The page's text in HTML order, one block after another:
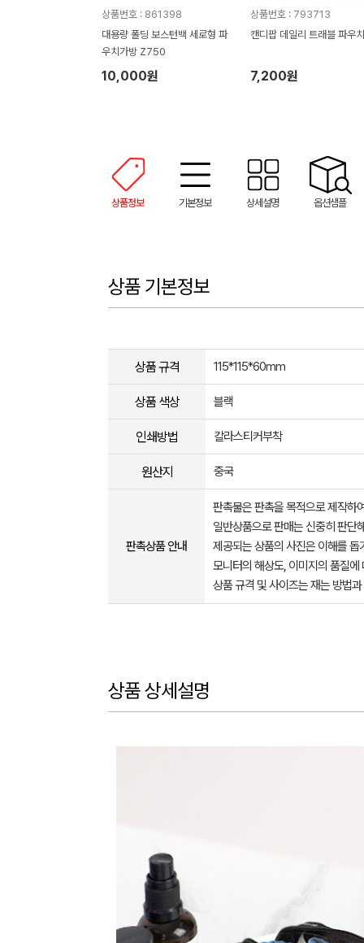
상품번호 : 861398
대용량 폴딩 보스턴백 세로형 파
우치가방 Z750
10,000원
상품번호 : 793713
캔디팝 데일리 트래블 파우치
7,200원
상품정보 기본정보 상세설명 옵션샘플
상품 기본정보
상품 규격 115*115*60mm
상품 색상 블랙
인쇄방법 칼라스티커부착
원산지 중국
판촉상품 안내
판촉물은 판촉을 목적으로 제작하
일반상품으로 판매는 신중히 판단
제공되는 상품의 사진은 이해를
모니터의 해상도, 이미지의 품질
상품 규격 및 사이즈는 재는 방법
상품 상세설명